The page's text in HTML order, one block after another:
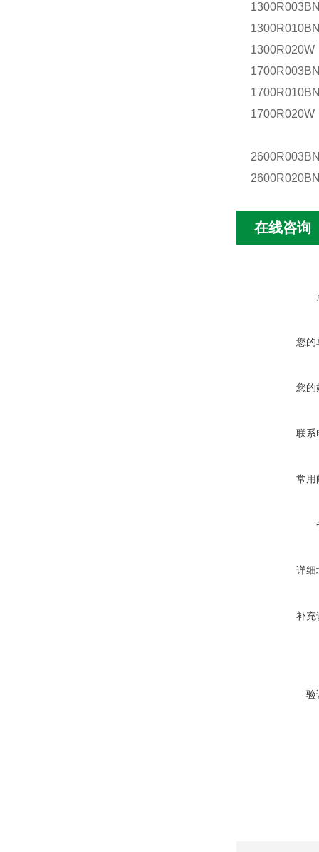
1300R020W
1700R020W
在线咨询
您的
您的
联系
常用
详细
补充
验